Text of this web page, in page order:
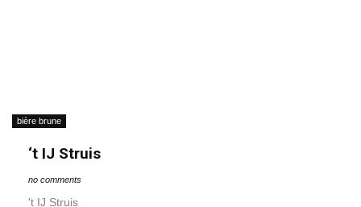
bière brune
‘t IJ Struis
no comments
't IJ Struis